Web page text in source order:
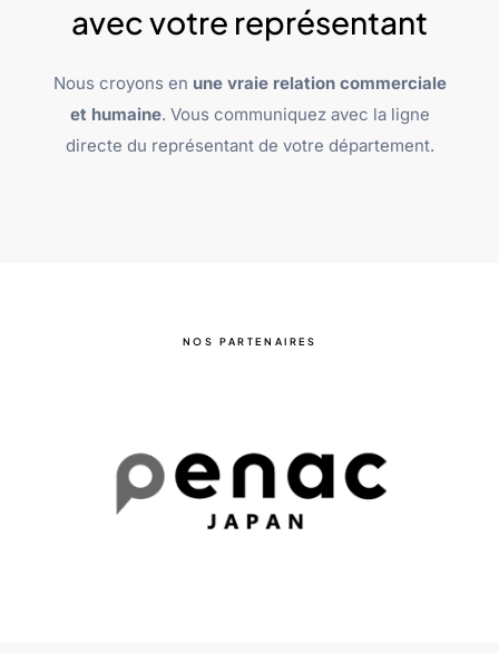
avec votre représentant
Nous croyons en une vraie relation commerciale
et humaine. Vous communiquez avec la ligne
directe du représentant de votre département.
NOS PARTENAIRES